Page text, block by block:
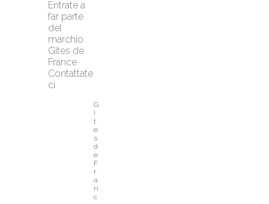
Entrate a
far parte
del
marchio
Gîtes de
France
Contattate
ci
G
î
t
e
s
d
e
F
r
a
n
c